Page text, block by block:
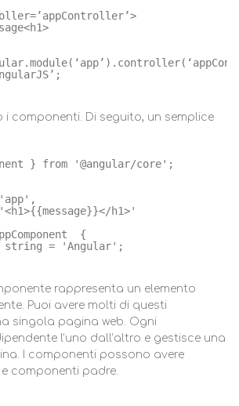
i componenti. Di seguito, un semplice
} from '@angular/core';
'app',
h1>'
{
string = 'Angular';
rappresenta un elemento
Puoi avere molti di questi
singola pagina web. Ogni
l’uno dall’altro e gestisce una
I componenti possono avere
componenti padre.